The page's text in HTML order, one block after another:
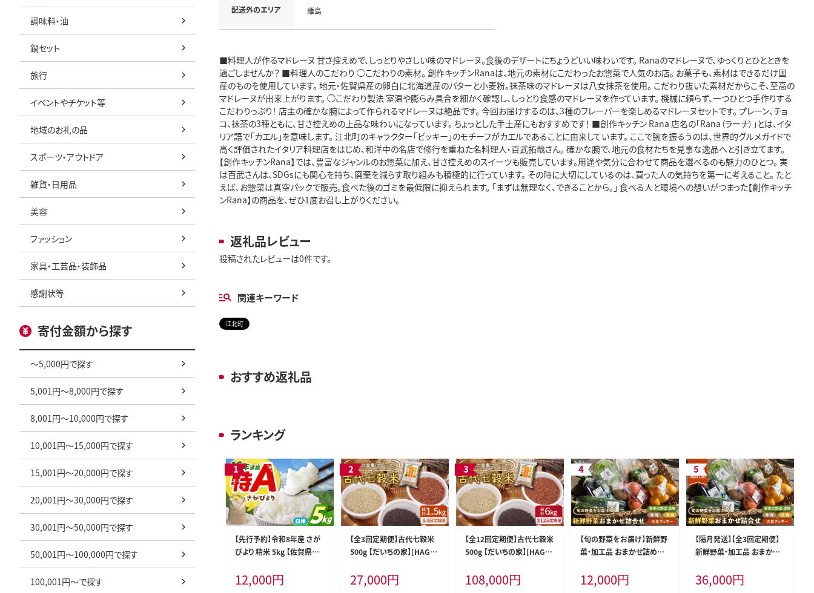
調味料・油
鍋セット
旅行
イベントやチケット等
地域のお礼の品
スポーツ・アウトドア
雑貨・日用品
美容
ファッション
家具・工芸品・装飾品
感謝状等
寄付金額から探す
～5,000円で探す
5,001円～8,000円で探す
8,001円～10,000円で探す
10,001円～15,000円で探す
15,001円～20,000円で探す
20,001円～30,000円で探す
30,001円～50,000円で探す
50,001円～100,000円で探す
100,001円～で探す
配送外のエリア 離島
■料理人が作るマドレーヌ 甘さ控えめで、しっとりやさしい味のマドレーヌ。食後のデザートにちょうどいい味わいです。 Ranaのマドレーヌで、ゆっくりとひとときを
過ごしませんか？ ■料理人のこだわり ◯こだわりの素材。 創作キッチンRanaは、地元の素材にこだわったお惣菜で人気のお店。 お菓子も、素材はできるだけ国
産のものを使用しています。 地元・佐賀県産の卵白に北海道産のバターと小麦粉。抹茶味のマドレーヌは八女抹茶を使用。 こだわり抜いた素材だからこそ、至高の
マドレーヌが出来上がります。 ◯こだわり製法 室温や膨らみ具合を細かく確認し、しっとり食感のマドレーヌを作っています。 機械に頼らず、一つひとつ手作りする
こだわりっぷり！ 店主の確かな腕によって作られるマドレーヌは絶品です。 今回お届けするのは、3種のフレーバーを楽しめるマドレーヌセットです。 プレーン、チョ
コ、抹茶の3種ともに、甘さ控えめの上品な味わいになっています。 ちょっとした手土産にもおすすめです！ ■創作キッチン Rana 店名の「Rana（ラーナ）」とは、イタ
リア語で「カエル」を意味します。 江北町のキャラクター「ビッキー」のモチーフがカエルであることに由来しています。 ここで腕を振るうのは、世界的グルメガイドで
高く評価されたイタリア料理店をはじめ、和洋中の名店で修行を重ねた名料理人・百武拓哉さん。 確かな腕で、地元の食材たちを見事な逸品へと引き立てます。
【創作キッチンRana】では、豊富なジャンルのお惣菜に加え、甘さ控えめのスイーツも販売しています。用途や気分に合わせて商品を選べるのも魅力のひとつ。 実
は百武さんは、SDGsにも関心を持ち、廃棄を減らす取り組みも積極的に行っています。 その時に大切にしているのは、買った人の気持ちを第一に考えること。 たと
えば、お惣菜は真空パックで販売。食べた後のゴミを最低限に抑えられます。 「まずは無理なく、できることから。」 食べる人と環境への想いがつまった【創作キッチ
ンRana】の商品を、ぜひ1度お召し上がりください。
返礼品レビュー
投稿されたレビューは0件です。
関連キーワード
江北町
おすすめ返礼品
ランキング
【先行予約】令和8年産 さが
びより 精米 5kg 【佐賀県江
12,000円
【全3回定期便】古代七穀米
500g 【だいちの家】[HAG01
27,000円
【全12回定期便】古代七穀米
500g 【だいちの家】[HAG01
108,000円
【旬の野菜をお届け】新鮮野
菜・加工品 おまかせ詰め合
5]
12,000円
【隔月発送】【全3回定期便】
新鮮野菜・加工品 おまかせ
AG016]
36,000円